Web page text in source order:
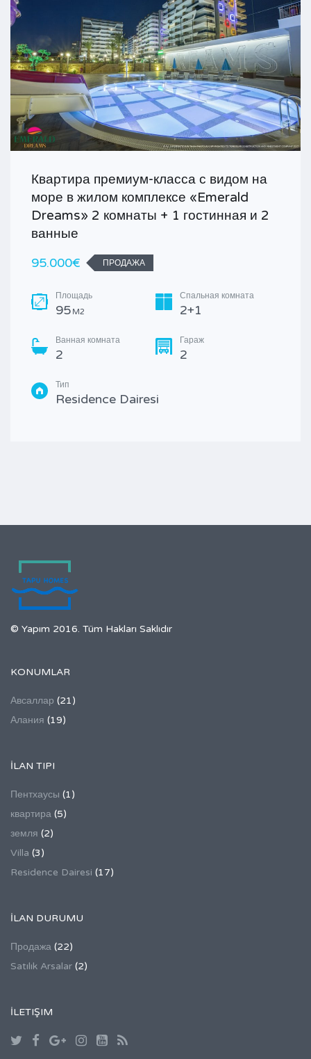
Квартира премиум-класса с видом на
море в жилом комплексе «Emerald
Dreams» 2 комнаты + 1 гостинная и 2
ванные
95.000€
ПРОДАЖА
Площадь
95 M2
Спальная комната
2+1
Ванная комната
2
Гараж
2
Тип
Residence Dairesi
© Yapım 2016. Tüm Hakları Saklıdır
KONUMLAR
Авсаллар (21)
Алания (19)
İLAN TIPI
Пентхаусы (1)
квартира (5)
земля (2)
Villa (3)
Residence Dairesi (17)
İLAN DURUMU
Продажа (22)
Satılık Arsalar (2)
İLETIŞIM